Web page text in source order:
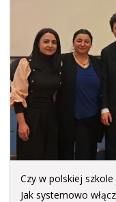
Czy w polskiej
Jak systemowo